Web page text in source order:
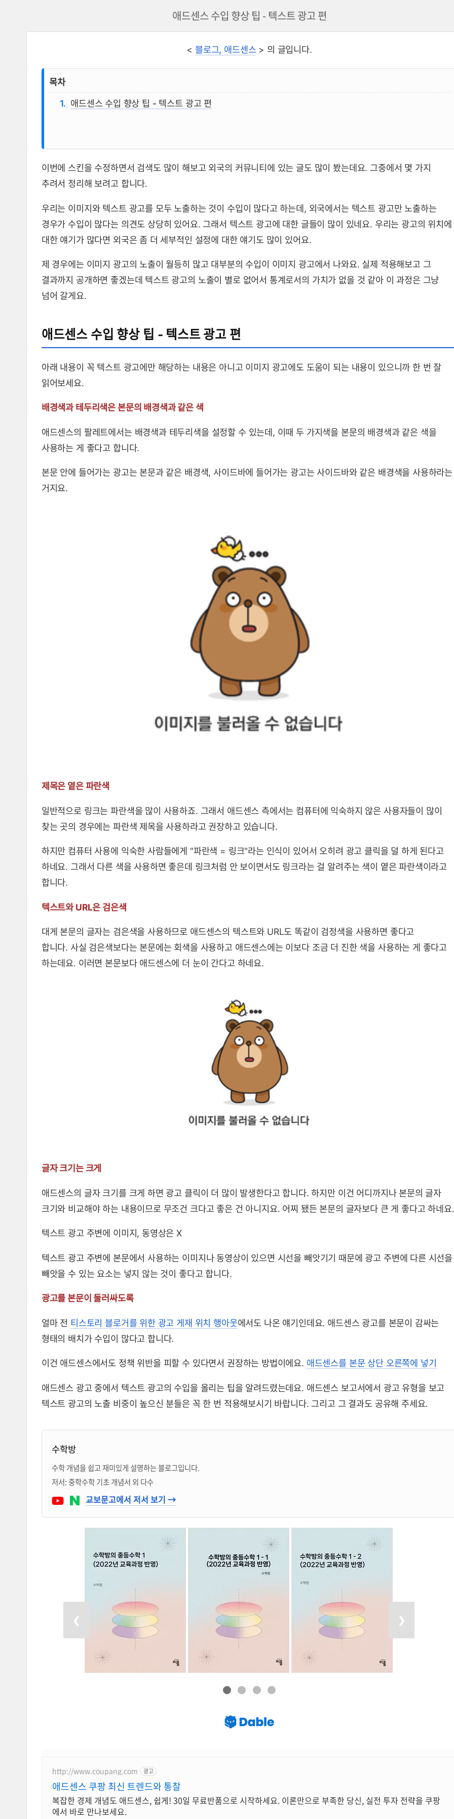
애드센스 수입 향상 팁 - 텍스트 광고 편
< 블로그, 애드센스> 의 글입니다.
목차
애드센스 수입 향상 팁 - 텍스트 광고 편
이번에 스킨을 수정하면서 검색도 많이 해보고 외국의 커뮤니티에 있는 글도 많이 봤는데요. 그중에서 몇 가지
추려서 정리해 보려고 합니다.
우리는 이미지와 텍스트 광고를 모두 노출하는 것이 수입이 많다고 하는데, 외국에서는 텍스트 광고만 노출하는
경우가 수입이 많다는 의견도 상당히 있어요. 그래서 텍스트 광고에 대한 글들이 많이 있네요. 우리는 광고의 위치에
대한 얘기가 많다면 외국은 좀 더 세부적인 설정에 대한 얘기도 많이 있어요.
제 경우에는 이미지 광고의 노출이 월등히 많고 대부분의 수입이 이미지 광고에서 나와요. 실제 적용해보고 그
결과까지 공개하면 좋겠는데 텍스트 광고의 노출이 별로 없어서 통계로서의 가치가 없을 것 같아 이 과정은 그냥
넘어 갈게요.
애드센스 수입 향상 팁 - 텍스트 광고 편
아래 내용이 꼭 텍스트 광고에만 해당하는 내용은 아니고 이미지 광고에도 도움이 되는 내용이 있으니까 한 번 잘
읽어보세요.
배경색과 테두리색은 본문의 배경색과 같은 색
애드센스의 팔레트에서는 배경색과 테두리색을 설정할 수 있는데, 이때 두 가지색을 본문의 배경색과 같은 색을
사용하는 게 좋다고 합니다.
본문 안에 들어가는 광고는 본문과 같은 배경색, 사이드바에 들어가는 광고는 사이드바와 같은 배경색을 사용하라는
거지요.
제목은 옅은 파란색
일반적으로 링크는 파란색을 많이 사용하죠. 그래서 애드센스 측에서는 컴퓨터에 익숙하지 않은 사용자들이 많이
찾는 곳의 경우에는 파란색 제목을 사용하라고 권장하고 있습니다.
하지만 컴퓨터 사용에 익숙한 사람들에게 "파란색 = 링크"라는 인식이 있어서 오히려 광고 클릭을 덜 하게 된다고
하네요. 그래서 다른 색을 사용하면 좋은데 링크처럼 안 보이면서도 링크라는 걸 알려주는 색이 옅은 파란색이라고
합니다.
텍스트와 URL은 검은색
대게 본문의 글자는 검은색을 사용하므로 애드센스의 텍스트와 URL도 똑같이 검정색을 사용하면 좋다고
합니다. 사실 검은색보다는 본문에는 회색을 사용하고 애드센스에는 이보다 조금 더 진한 색을 사용하는 게 좋다고
하는데요. 이러면 본문보다 애드센스에 더 눈이 간다고 하네요.
글자 크기는 크게
애드센스의 글자 크기를 크게 하면 광고 클릭이 더 많이 발생한다고 합니다. 하지만 이건 어디까지나 본문의 글자
크기와 비교해야 하는 내용이므로 무조건 크다고 좋은 건 아니지요. 어찌 됐든 본문의 글자보다 큰 게 좋다고 하네요.
텍스트 광고 주변에 이미지, 동영상은 X
텍스트 광고 주변에 본문에서 사용하는 이미지나 동영상이 있으면 시선을 빼앗기기 때문에 광고 주변에 다른 시선을
빼앗을 수 있는 요소는 넣지 않는 것이 좋다고 합니다.
광고를 본문이 둘러싸도록
얼마 전 티스토리 블로거를 위한 광고 게재 위치 행아웃에서도 나온 얘기인데요. 애드센스 광고를 본문이 감싸는
형태의 배치가 수입이 많다고 합니다.
이건 애드센스에서도 정책 위반을 피할 수 있다면서 권장하는 방법이에요. 애드센스를 본문 상단 오른쪽에 넣기
애드센스 광고 중에서 텍스트 광고의 수입을 올리는 팁을 알려드렸는데요. 애드센스 보고서에서 광고 유형을 보고
텍스트 광고의 노출 비중이 높으신 분들은 꼭 한 번 적용해보시기 바랍니다. 그리고 그 결과도 공유해 주세요.
블로거 & 출판 교재 소개
수학방
수학 개념을 쉽고 재미있게 설명하는 블로그입니다.
저서: 중학수학 기초 개념서 외 다수
Youtube네이버 블로그
교보문고에서 저서 보기 →
1학년 통합 개념서 구입 페이지 1학년 2학기 개념서 구입 페이지
❮ 이전 목록 보기 ❯
http://www.coupang.com 광고
애드센스 쿠팡 최신 트렌드와 통찰
복잡한 경제 개념도 애드센스, 쉽게! 30일 무료반품으로 시작하세요. 이론만으로 부족한 당신, 실전 투자 전략을 쿠팡
에서 바로 만나보세요.